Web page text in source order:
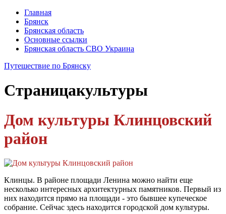
Главная
Брянск
Брянская область
Основные ссылки
Брянская область СВО Украина
Путешествие по Брянску
Страницакультуры
Дом культуры Клинцовский
район
Клинцы. В районе площади Ленина можно найти еще
несколько интересных архитектурных памятников. Первый из
них находится прямо на площади - это бывшее купеческое
собрание. Сейчас здесь находится городской дом культуры.